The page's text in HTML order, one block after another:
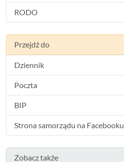
RODO
Przejdź do
Dziennik
Poczta
BIP
Strona samorządu na Facebooku
Zobacz także